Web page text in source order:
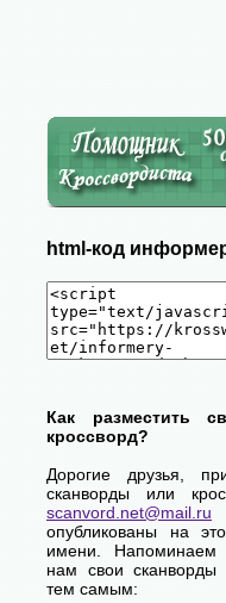
html-код
Как разместить
кроссворд?
Дорогие друзья,
сканворды или
scanvord.net@mail.ru
опубликованы на
имени.
нам свои
тем самым: